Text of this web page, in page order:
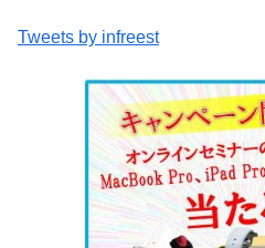
Tweets by infreest